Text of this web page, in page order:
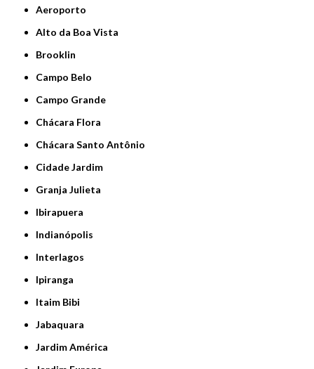
Aeroporto
Alto da Boa Vista
Brooklin
Campo Belo
Campo Grande
Chácara Flora
Chácara Santo Antônio
Cidade Jardim
Granja Julieta
Ibirapuera
Indianópolis
Interlagos
Ipiranga
Itaim Bibi
Jabaquara
Jardim América